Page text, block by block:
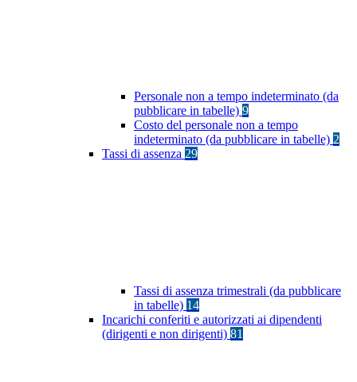
Personale non a tempo indeterminato (da
pubblicare in tabelle) 9
Costo del personale non a tempo
indeterminato (da pubblicare in tabelle) 2
Tassi di assenza 29
Tassi di assenza trimestrali (da pubblicare
in tabelle) 14
Incarichi conferiti e autorizzati ai dipendenti
(dirigenti e non dirigenti) 81